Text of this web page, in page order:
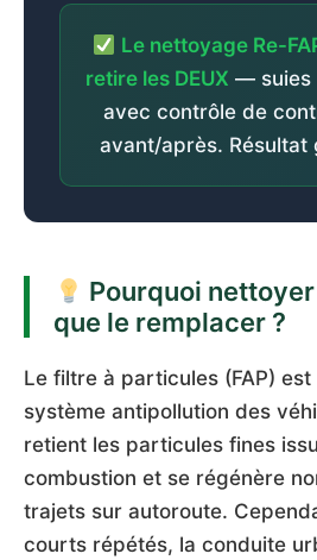
Le nettoyage Re-
retire les DEUX — suies
avec contrôle de
avant/après. Résultat
Pourquoi
que le remplacer ?
Le filtre à particules (FAP)
système antipollution des
retient les particules fines
combustion et se régénère
trajets sur autoroute.
courts répétés, la conduite